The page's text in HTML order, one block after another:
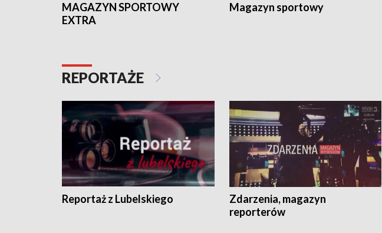
MAGAZYN SPORTOWY
EXTRA
Magazyn sportowy
REPORTAŻE
Reportaż z Lubelskiego
Zdarzenia, magazyn
reporterów